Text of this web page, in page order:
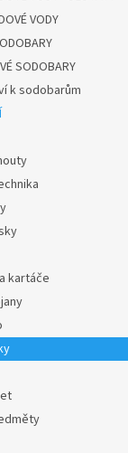
VODY
SODOBARY
k sodobarům
kartáče